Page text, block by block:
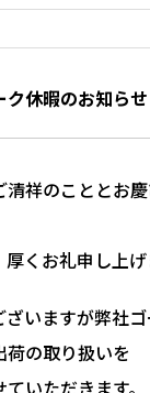
休暇のお知らせ
祥のこととお慶
くお礼申し上げ
いますが弊社
の取り扱いを
いただきます。